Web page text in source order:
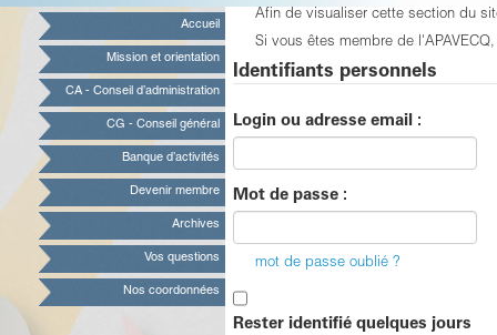
Accueil
Mission et orientation
CA - Conseil d’administration
CG - Conseil général
Banque d’activités
Devenir membre
Archives
Vos questions
Nos coordonnées
Afin de visualiser cette section du
Si vous êtes membre de
Identifiants personnels
Login ou adresse email :
Mot de passe :
mot de passe oublié ?
Rester identifié quelques jours